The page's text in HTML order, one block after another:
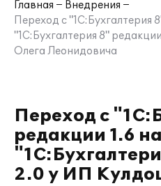
Главная
Внедрения
Переход с "1С:Бухгалтерия
"1С:Бухгалтерия 8"
Олега Леонидовича
Переход с
редакции 1.6 на
2.0 у ИП